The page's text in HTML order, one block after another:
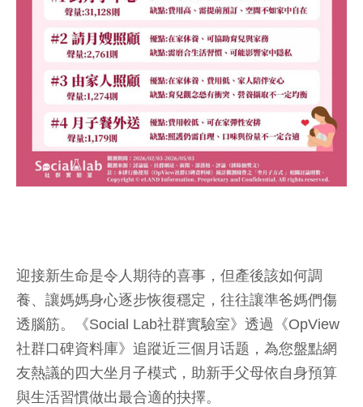
迎接新生命是令人期待的喜事，但產後該如何調
養、讓媽媽身心逐步恢復穩定，往往讓準爸媽們傷
透腦筋。《Social Lab社群實驗室》透過《OpView
社群口碑資料庫》追蹤近三個月话题，為您盤點網
友熱議的四大坐月子模式，助新手父母依自身預算
與生活習慣做出最合適的抉擇。